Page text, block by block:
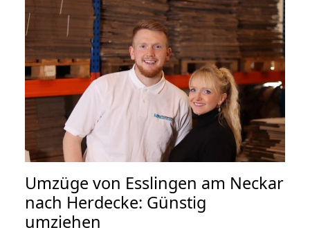
Umzüge von Esslingen am Neckar
nach Herdecke: Günstig
umziehen